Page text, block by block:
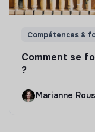
Compétences &
Comment se
?
Marianne